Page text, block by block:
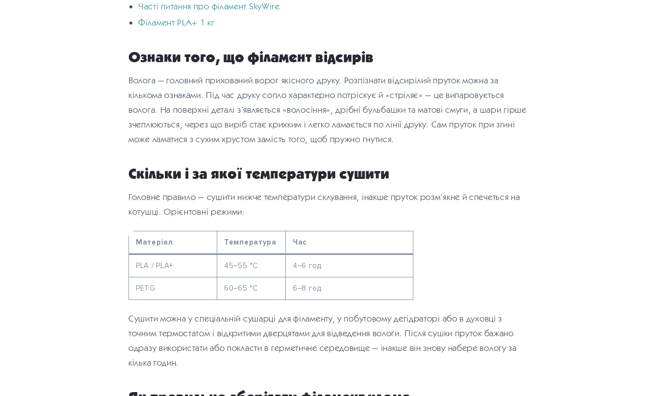
Часті питання про філамент SkyWire
Філамент PLA+ 1 кг
Ознаки того, що філамент відсирів
Волога — головний прихований ворог якісного друку. Розпізнати відсирілий пруток можна за
кількома ознаками. Під час друку сопло характерно потріскує й «стріляє» — це випаровується
волога. На поверхні деталі з’являється «волосіння», дрібні бульбашки та матові смуги, а шари гірше
зчеплюються, через що виріб стає крихким і легко ламається по лінії друку. Сам пруток при згині
може ламатися з сухим хрустом замість того, щоб пружно гнутися.
Скільки і за якої температури сушити
Головне правило — сушити нижче температури склування, інакше пруток розм’якне й спечеться на
котушці. Орієнтовні режими:
Матеріал Температура Час
PLA / PLA+ 45–55 °C 4–6 год
PETG 60–65 °C 6–8 год
Сушити можна у спеціальній сушарці для філаменту, у побутовому дегідраторі або в духовці з
точним термостатом і відкритими дверцятами для відведення вологи. Після сушки пруток бажано
одразу використати або покласти в герметичне середовище — інакше він знову набере вологу за
кілька годин.